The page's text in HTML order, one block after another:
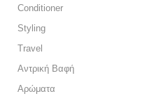
Conditioner
Styling
Travel
Αντρική Βαφή
Αρώματα